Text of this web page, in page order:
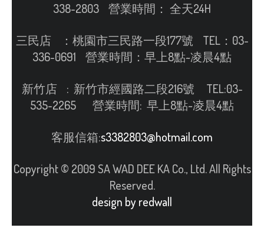
338-2803 營業時間： 全天24H
三民店 ：桃園市三民路一段177號 TEL：03-
336-0691 營業時間：早上8點~凌晨4點
新竹店 : 新竹市經國路二段216號 TEL:03-
535-2265 營業時間: 早上8點~凌晨4點
客服信箱:s3382803@hotmail.com
Copyright © 2009 SA WAD DEE KA Co., Ltd. All Rights
Reserved.
design by redwall